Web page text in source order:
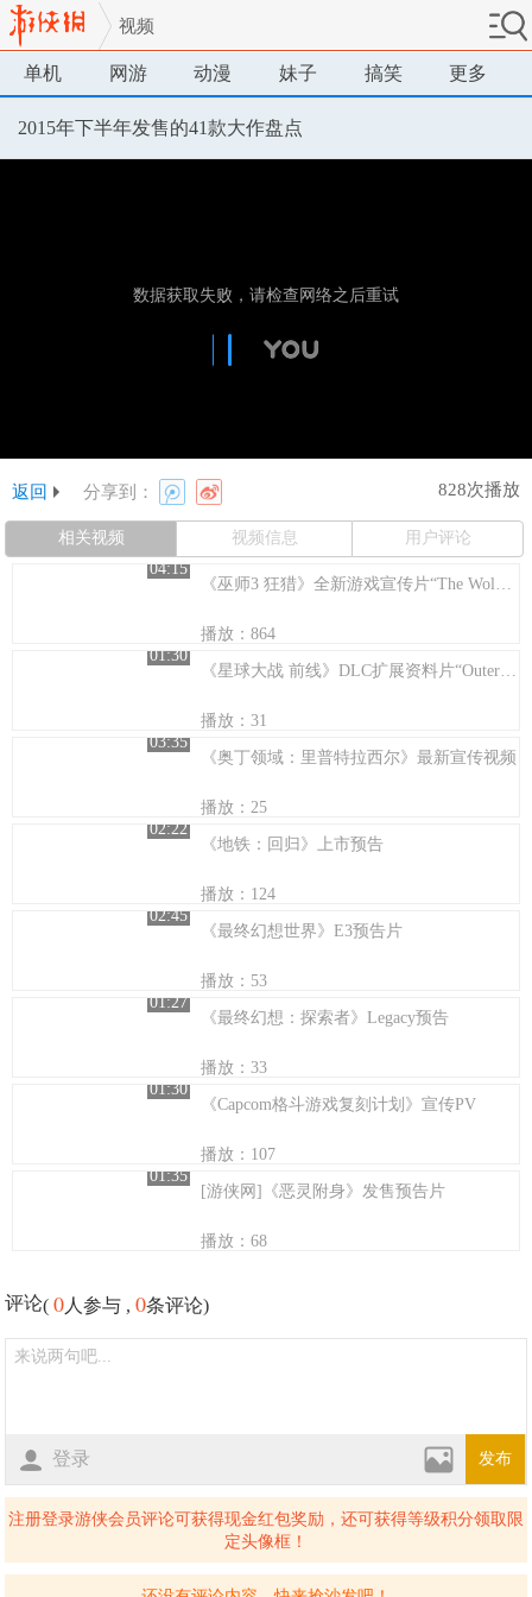
视频
单机 网游 动漫 妹子 搞笑 更多
2015年下半年发售的41款大作盘点
返回 分享到： 828次播放
相关视频 视频信息
用户评论
04:15
《巫师3 狂猎》全新游戏宣传片“The Wolven Storm”
播放：864
01:30
《星球大战 前线》DLC扩展资料片“Outer Rim”
播放：31
03:35
《奥丁领域：里普特拉西尔》最新宣传视频
播放：25
02:22
《地铁：回归》上市预告
播放：124
02:45
《最终幻想世界》E3预告片
播放：53
01:27
《最终幻想：探索者》Legacy预告
播放：33
01:30
《Capcom格斗游戏复刻计划》宣传PV
播放：107
01:35
[游侠网]《恶灵附身》发售预告片
播放：68
评论(0 人参与 ,0条评论)
登录 发布
注册登录游侠会员评论可获得现金红包奖励，还可获得等级积分领取限
定头像框！